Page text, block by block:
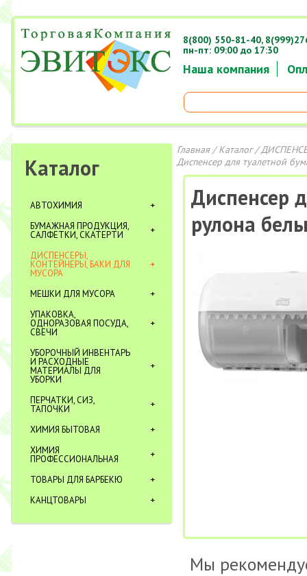
Наша компания
8(800) 550-81-40,
пн-пт: 09:00 до 17:30
Каталог
АВТОХИМИЯ
БУМАЖНАЯ ПРОДУКЦИЯ,
САЛФЕТКИ, СКАТЕРТИ
ДИСПЕНСЕРЫ,
КОНТЕЙНЕРЫ, БАКИ ДЛЯ
МУСОРА
МЕШКИ ДЛЯ МУСОРА
УПАКОВКА,
ОДНОРАЗОВАЯ ПОСУДА,
СВЕЧИ
УБОРОЧНЫЙ ИНВЕНТАРЬ
И РАСХОДНЫЕ
МАТЕРИАЛЫ ДЛЯ
УБОРКИ
ПЕРЧАТКИ, СИЗ,
ТАПОЧКИ
ХИМИЯ БЫТОВАЯ
ХИМИЯ
ПРОФЕССИОНАЛЬНАЯ
ТОВАРЫ ДЛЯ БАРБЕКЮ
КАНЦТОВАРЫ
Главная/Каталог/
Диспенсер для туалетной
Диспенсер
рулона
Мы